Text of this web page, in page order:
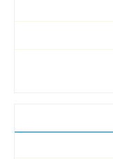
موظفيها العاملين...